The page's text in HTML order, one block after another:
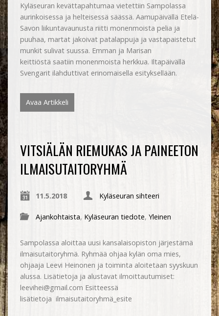
Kyläseuran kevättapahtumaa vietettiin Sampolassa
aurinkoisessa ja helteisessä säässä. Aamupäivällä Etelä-
Savon liikuntavaunusta riitti monenmoista pelia ja
puuhaa, martat jakoivat patalappuja ja vastapaistetut
munkit sulivat suussa. Emman ja Marisan
keittiöstä saatiin monenmoista herkkua. Iltapäivällä
Svengarit ilahduttivat erinomaisella esityksellään.
Avaa Artikkeli
VITSIÄLÄN RIEMUKAS JA PAINEETON
ILMAISUTAITORYHMÄ
11.5.2018 Kyläseuran sihteeri
Ajankohtaista, Kyläseuran tiedote, Yleinen
Sampolassa aloittaa uusi kansalaisopiston järjestämä
ilmaisutaitoryhmä. Ryhmää ohjaa kylän oma mies,
ohjaaja Leevi Heinonen ja toiminta aloitetaan syyskuun
alussa. Lisätietoja ja alustavat ilmoittautumiset:
leevihei@gmail.com Esitteessä
lisätietoja ilmaisutaitoryhmä_esite